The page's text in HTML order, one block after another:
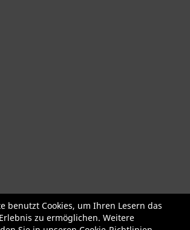
gebrauchte Fahrräder
Roller + Laufräder
Fahrradteile Bekleidung Helme Schuhe
benutzt Cookies, um Ihren Lesern das
zu ermöglichen. Weitere